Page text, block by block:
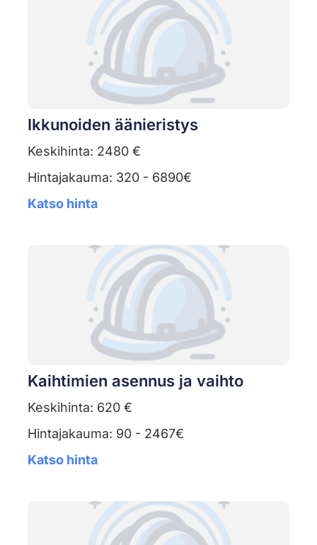
Ikkunoiden äänieristys
Keskihinta: 2480 €
Hintajakauma: 320 - 6890€
Katso hinta
Kaihtimien asennus ja vaihto
Keskihinta: 620 €
Hintajakauma: 90 - 2467€
Katso hinta